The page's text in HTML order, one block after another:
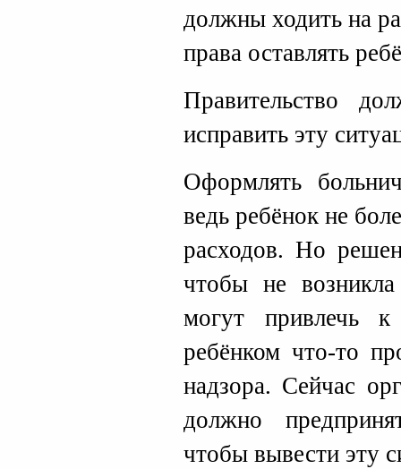
должны ходить на
права оставлять
Правительство
исправить эту
Оформлять
ведь ребёнок не
расходов. Но
чтобы не возникла
могут привлечь к
ребёнком что-то
надзора. Сейчас
должно
чтобы вывести эту